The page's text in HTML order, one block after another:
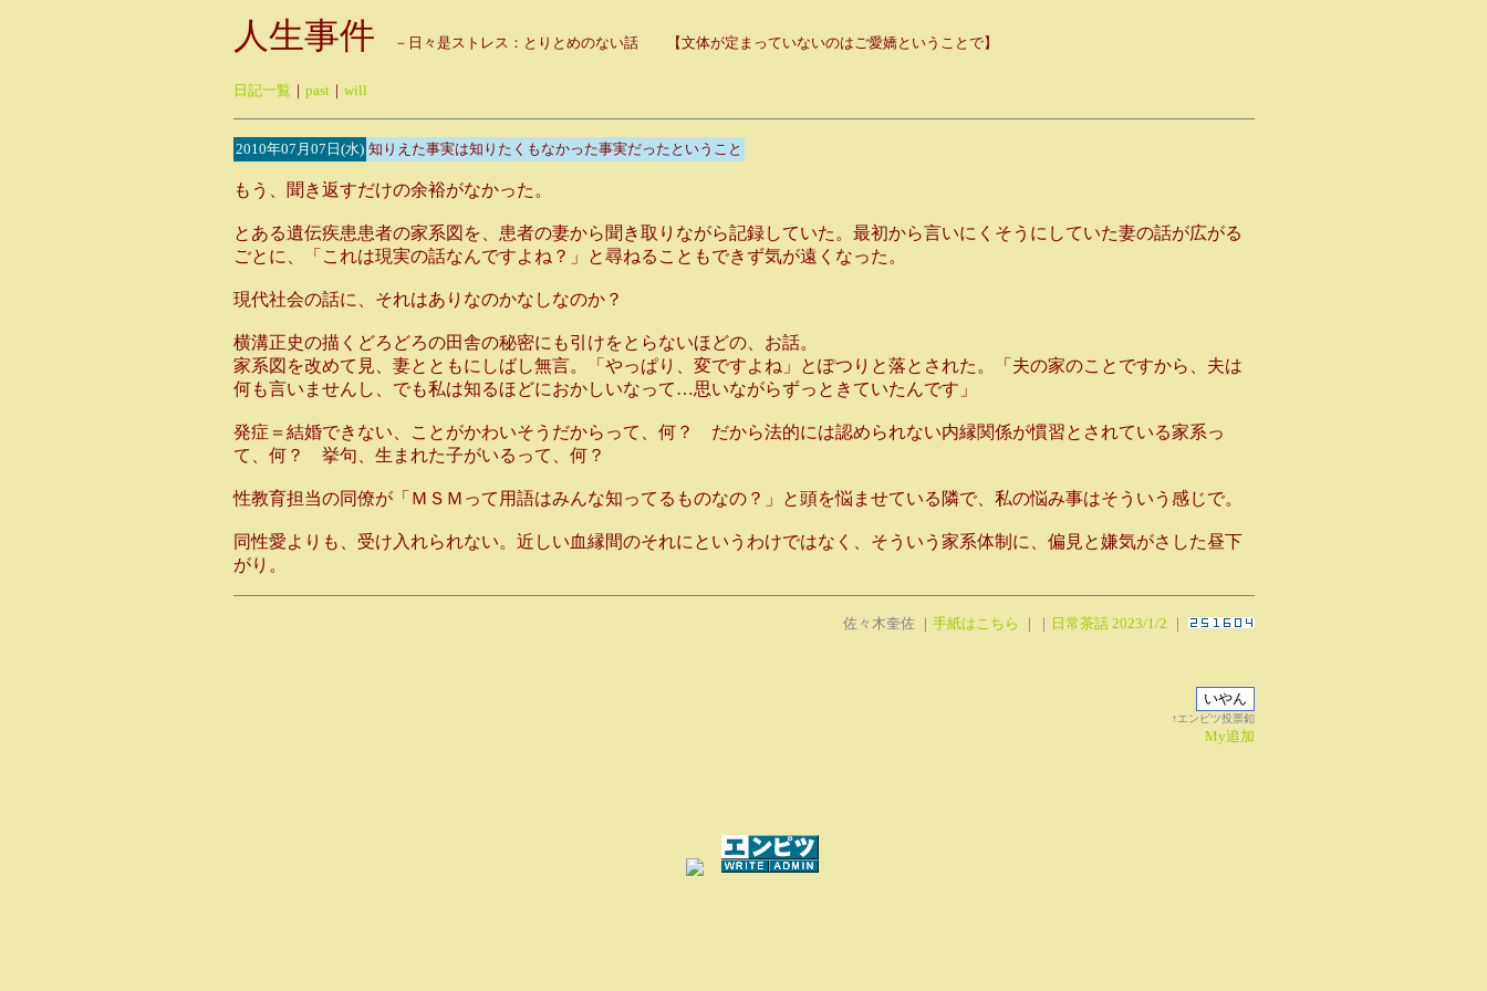
人生事件 －日々是ストレス：とりとめのない話 【文体が定まっていないのはご愛嬌ということで】
日記一覧 ｜ past｜ will
2010年07月07日(水) 知りえた事実は知りたくもなかった事実だったということ
もう、聞き返すだけの余裕がなかった。
とある遺伝疾患患者の家系図を、患者の妻から聞き取りながら記録していた。最初から言いにくそうにしていた妻の話が広がる
ごとに、「これは現実の話なんですよね？」と尋ねることもできず気が遠くなった。
現代社会の話に、それはありなのかなしなのか？
横溝正史の描くどろどろの田舎の秘密にも引けをとらないほどの、お話。
家系図を改めて見、妻とともにしばし無言。「やっぱり、変ですよね」とぽつりと落とされた。「夫の家のことですから、夫は
何も言いませんし、でも私は知るほどにおかしいなって…思いながらずっときていたんです」
発症＝結婚できない、ことがかわいそうだからって、何？ だから法的には認められない内縁関係が慣習とされている家系っ
て、何？ 挙句、生まれた子がいるって、何？
性教育担当の同僚が「ＭＳＭって用語はみんな知ってるものなの？」と頭を悩ませている隣で、私の悩み事はそういう感じで。
同性愛よりも、受け入れられない。近しい血縁間のそれにというわけではなく、そういう家系体制に、偏見と嫌気がさした昼下
がり。
佐々木奎佐 ｜ 手紙はこちら 日常茶話 2023/1/2
↑エンピツ投票釦
My追加